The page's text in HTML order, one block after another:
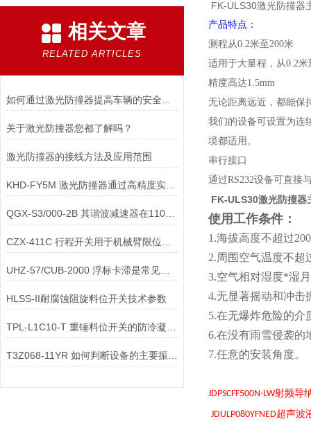
相关文章
RELATED ARTICLES
关于激光防撞器您都了解吗？
激光防撞器的接线方法及应用范围
QGX-S3/000-2B 其谐波减速器在110MPa水压下，密封结构与润滑有何特殊设计？
UHZ-57/CUB-2000 浮标卡滞是常见故障，日常巡检中如何及时发现？
HLSS-II耐腐蚀阻旋料位开关技术参数
FK-ULS30激光防撞器
产品特点：
测程从0.2米至200米
适用于大量程，从0.2米
精度高达1.5mm
无论距离远近，都能保
我们的设备可设置为连
境都适用。
串行接口
通过RS232设备可直接
FK-ULS30激光防撞器
使用工作条件：
1.海拔高度不超过
2.周围空气温度不
3.空气相对湿度*湿
4.无显著摇动和冲击
5.在无爆炸危险的介
6.在没有雨雪侵袭的
7.任意的安装角度。
JDPSCFF500N-LW射频导
JDULP080YFNED超声波